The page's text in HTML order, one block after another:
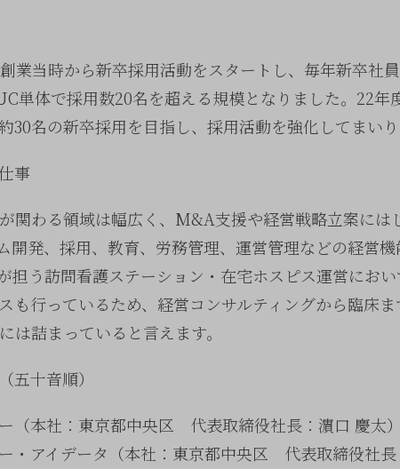
業当時から新卒採用活動をスタートし、毎年新卒社員
単体で採用数20名を超える規模となりました。22年
30名の新卒採用を目指し、採用活動を強化してまいり
事
関わる領域は幅広く、M&A支援や経営戦略立案には
開発、採用、教育、労務管理、運営管理などの経営機
担う訪問看護ステーション・在宅ホスピス運営にお
も行っているため、経営コンサルティングから臨床
は詰まっていると言えます。
十音順）
（本社：東京都中央区 代表取締役社長：濵口 慶太）
・アイデータ（本社：東京都中央区 代表取締役社長